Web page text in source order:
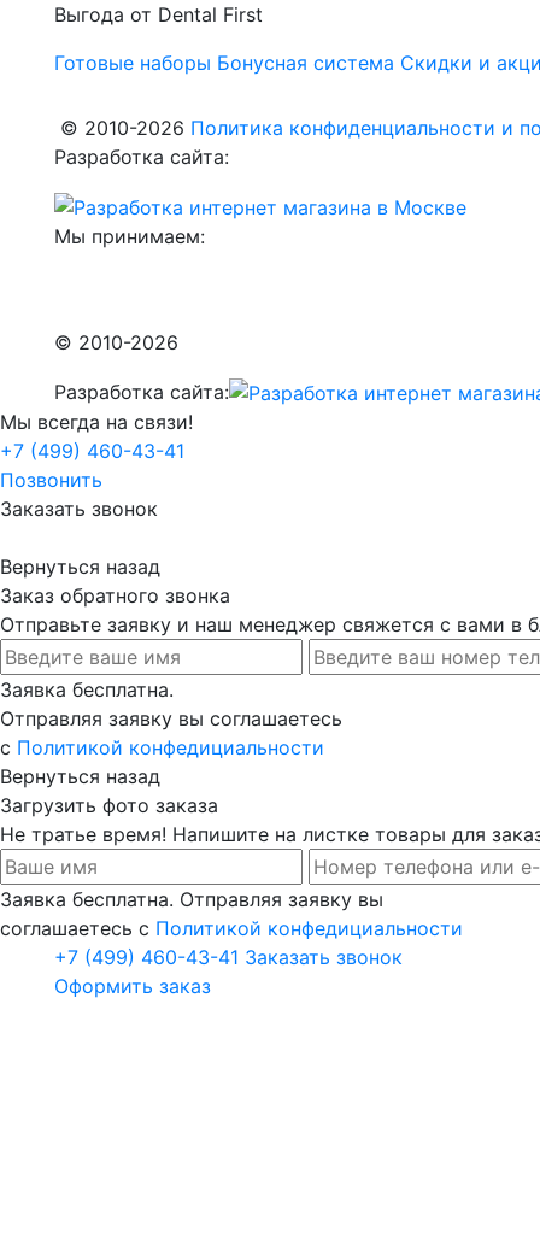
Выгода от Dental First
Готовые наборы Бонусная система Скидки и
© 2010-2026 Политика конфиденциальности и
Разработка сайта:
Мы принимаем:
© 2010-2026
Разработка сайта:
Мы всегда на связи!
+7 (499) 460-43-41
Позвонить
Заказать звонок
Вернуться назад
Заказ обратного звонка
Отправьте заявку и наш менеджер свяжется с вами в
Заявка бесплатна.
Отправляя заявку вы соглашаетесь
с Политикой конфедициальности
Вернуться назад
Загрузить фото заказа
Не тратье время! Напишите на листке товары для
Заявка бесплатна. Отправляя заявку вы
соглашаетесь с Политикой конфедициальности
+7 (499) 460-43-41 Заказать звонок
Оформить заказ